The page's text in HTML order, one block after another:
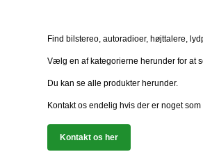
Find bilstereo, autoradioer, højttalere,
Vælg en af kategorierne herunder for at
Du kan se alle produkter herunder.
Kontakt os endelig hvis der er noget
Kontakt os her